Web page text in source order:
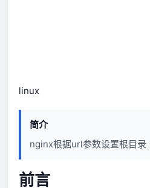
linux
简介
nginx根据url参数设置根目录
前言